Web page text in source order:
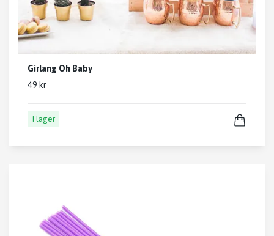
Girlang Oh Baby
49 kr
I lager